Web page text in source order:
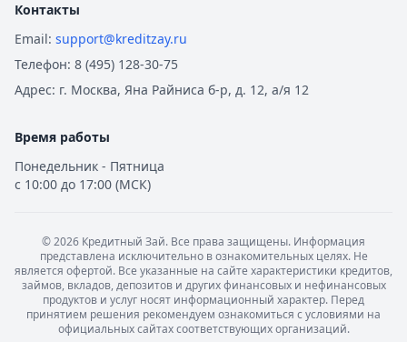
Контакты
Email: support@kreditzay.ru
Телефон: 8 (495) 128-30-75
Адрес: г. Москва, Яна Райниса б-р, д. 12, а/я 12
Время работы
Понедельник - Пятница
с 10:00 до 17:00 (МСК)
©2026 Кредитный Зай. Все права защищены. Информация
представлена исключительно в ознакомительных целях. Не
является офертой. Все указанные на сайте характеристики кредитов,
займов, вкладов, депозитов и других финансовых и нефинансовых
продуктов и услуг носят информационный характер. Перед
принятием решения рекомендуем ознакомиться с условиями на
официальных сайтах соответствующих организаций.